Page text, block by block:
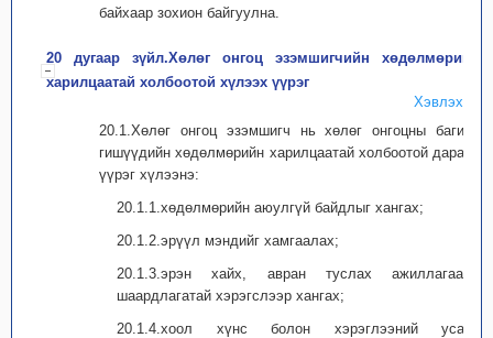
байхаар зохион байгуулна.
20 дугаар зүйл.Хөлөг онгоц эзэмшигчийн хөдөлмөрийн
харилцаатай холбоотой хүлээх үүрэг
Хэвлэх
20.1.Хөлөг онгоц эзэмшигч нь хөлөг онгоцны багийн
гишүүдийн хөдөлмөрийн харилцаатай холбоотой дараах
үүрэг хүлээнэ:
20.1.1.хөдөлмөрийн аюулгүй байдлыг хангах;
20.1.2.эрүүл мэндийг хамгаалах;
20.1.3.эрэн хайх, авран туслах ажиллагаанд
шаардлагатай хэрэгслээр хангах;
20.1.4.хоол хүнс болон хэрэглээний усаар